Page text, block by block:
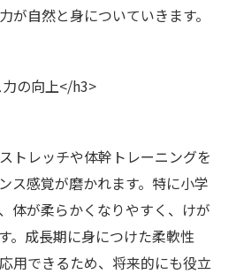
が自然と身についていきます。
の向上</h3>
トレッチや体幹トレーニングを
ス感覚が磨かれます。特に小学
体が柔らかくなりやすく、けが
。成長期に身につけた柔軟性
用できるため、将来的にも役立